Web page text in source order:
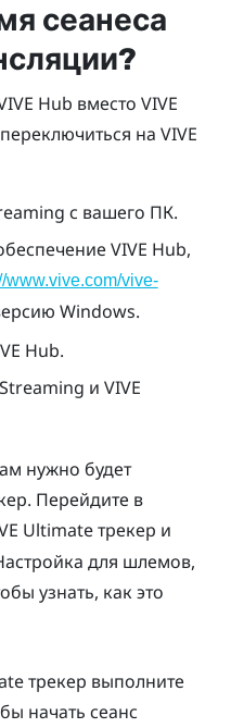
сеанеса
Hub вместо VIVE
на VIVE
с вашего ПК.
VIVE Hub,
www.vive.com/vive-
Windows.
Hub.
и VIVE
нужно будет
. Перейдите в
Ultimate трекер и
для шлемов,
узнать, как это
трекер выполните
начать сеанс